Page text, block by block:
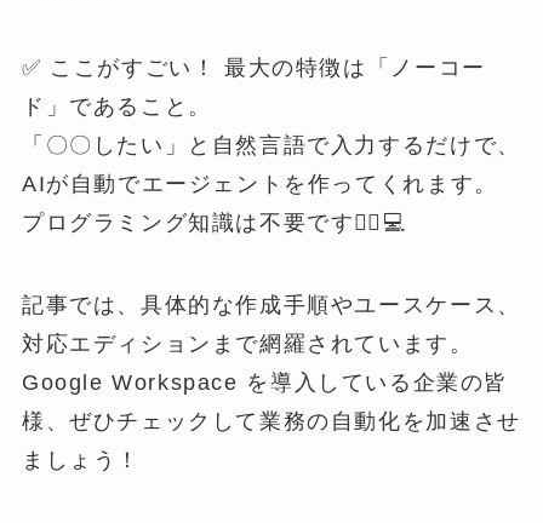
✅ ここがすごい！ 最大の特徴は「ノーコー
ド」であること。
「〇〇したい」と自然言語で入力するだけで、
AIが自動でエージェントを作ってくれます。
プログラミング知識は不要です🙅‍♂️💻
記事では、具体的な作成手順やユースケース、
対応エディションまで網羅されています。
Google Workspace を導入している企業の皆
様、ぜひチェックして業務の自動化を加速させ
ましょう！